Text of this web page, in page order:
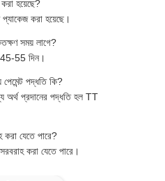
হয়েছে?
করা হয়েছে।
সময় লাগে?
45-55 দিন।
পদ্ধতি কি?
প্রদানের পদ্ধতি হল TT
যেতে পারে?
করা যেতে পারে।